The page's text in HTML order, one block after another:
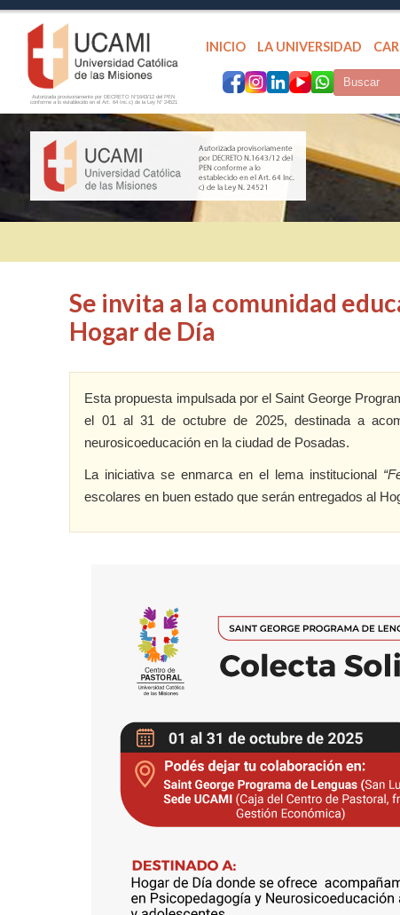
Autorizada provisoriamente por DECRETO N°1643/12 del PEN
conforme a lo establecido en el Art. 64 Inc.c) de la Ley N° 24521
INICIO LA UNIVERSIDAD
Se invita a la comunidad
Hogar de Día
Esta propuesta impulsada por el Saint George
el 01 al 31 de octubre de 2025, destinada a
neurosicoeducación en la ciudad de Posadas.
La iniciativa se enmarca en el lema institucional
escolares en buen estado que serán entregados al